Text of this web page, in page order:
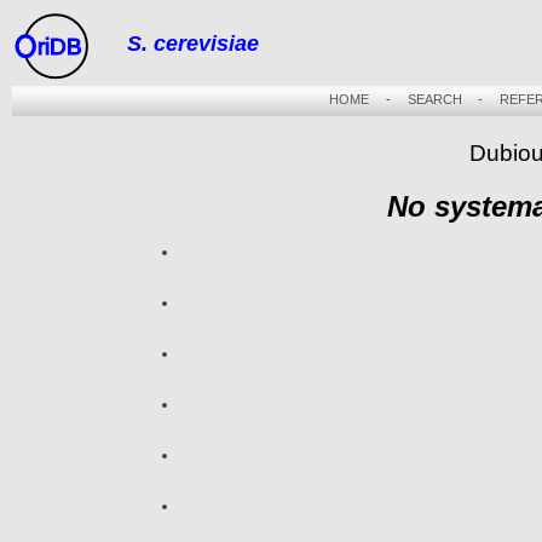
riDB S. cerevisiae
HOME- SEARCH -
No